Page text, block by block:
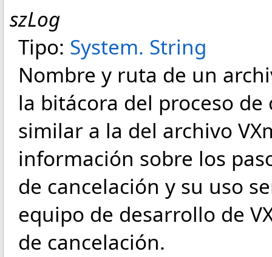
szLog
Tipo: System. String
Nombre y ruta de un
la bitácora del proceso
similar a la del archivo
información sobre los
de cancelación y su uso
equipo de desarrollo de
de cancelación.